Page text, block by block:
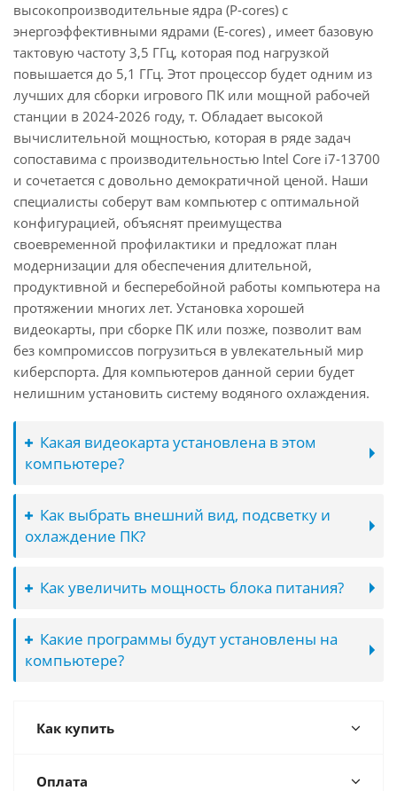
высокопроизводительные ядра (P-cores) с
энергоэффективными ядрами (E-cores) , имеет базовую
тактовую частоту 3,5 ГГц, которая под нагрузкой
повышается до 5,1 ГГц. Этот процессор будет одним из
лучших для сборки игрового ПК или мощной рабочей
станции в 2024-2026 году, т. Обладает высокой
вычислительной мощностью, которая в ряде задач
сопоставима с производительностью Intel Core i7-13700
и сочетается с довольно демократичной ценой. Наши
специалисты соберут вам компьютер с оптимальной
конфигурацией, объяснят преимущества
своевременной профилактики и предложат план
модернизации для обеспечения длительной,
продуктивной и бесперебойной работы компьютера на
протяжении многих лет. Установка хорошей
видеокарты, при сборке ПК или позже, позволит вам
без компромиссов погрузиться в увлекательный мир
киберспорта. Для компьютеров данной серии будет
нелишним установить систему водяного охлаждения.
Какая видеокарта установлена в этом
компьютере?
Как выбрать внешний вид, подсветку и
охлаждение ПК?
Как увеличить мощность блока питания?
Какие программы будут установлены на
компьютере?
Как купить
Оплата